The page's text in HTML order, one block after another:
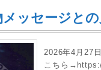
ッセージと
2026年4月27
こちら